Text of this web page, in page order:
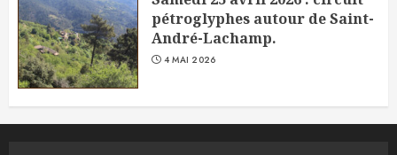
pétroglyphes autour de Saint-
André-Lachamp.
4 MAI 2026